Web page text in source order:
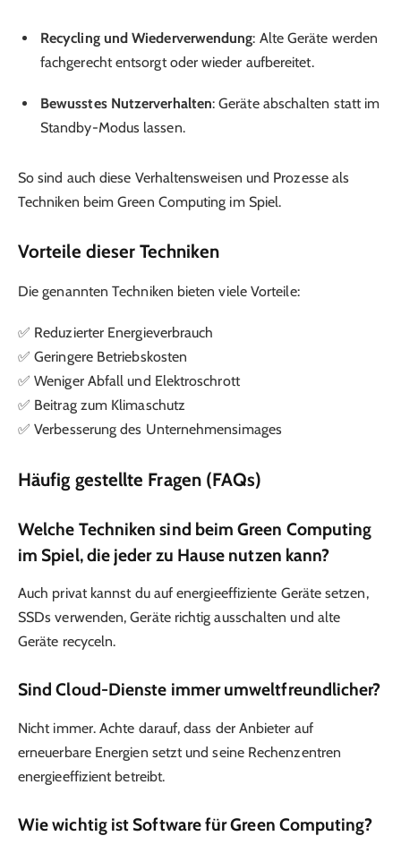
Recycling und Wiederverwendung: Alte Geräte werden
fachgerecht entsorgt oder wieder aufbereitet.
Bewusstes Nutzerverhalten: Geräte abschalten statt im
Standby-Modus lassen.
So sind auch diese Verhaltensweisen und Prozesse als
Techniken beim Green Computing im Spiel.
Vorteile dieser Techniken
Die genannten Techniken bieten viele Vorteile:
✅ Reduzierter Energieverbrauch
✅ Geringere Betriebskosten
✅ Weniger Abfall und Elektroschrott
✅ Beitrag zum Klimaschutz
✅ Verbesserung des Unternehmensimages
Häufig gestellte Fragen (FAQs)
Welche Techniken sind beim Green Computing
im Spiel, die jeder zu Hause nutzen kann?
Auch privat kannst du auf energieeffiziente Geräte setzen,
SSDs verwenden, Geräte richtig ausschalten und alte
Geräte recyceln.
Sind Cloud-Dienste immer umweltfreundlicher?
Nicht immer. Achte darauf, dass der Anbieter auf
erneuerbare Energien setzt und seine Rechenzentren
energieeffizient betreibt.
Wie wichtig ist Software für Green Computing?